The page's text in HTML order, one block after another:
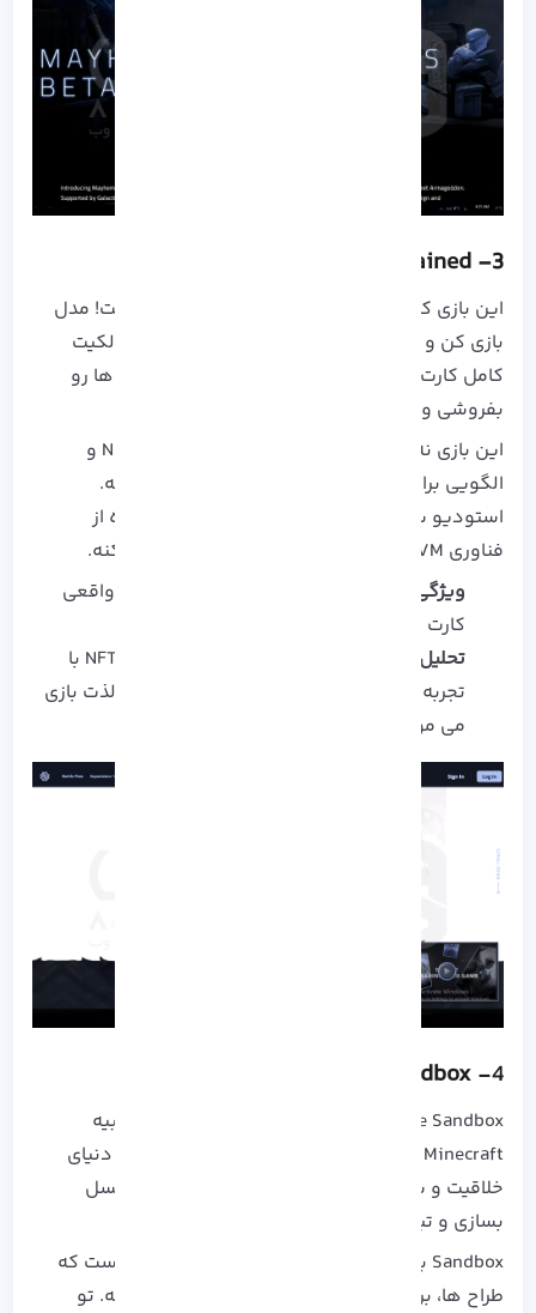
3-
Gods Unchained
این بازی کارتی NFT مثل یه تورنومنت واقعی هست! مدل
بازی کن و درآمد کسب کن داره و به بازیکن‌ ها مالکیت
کامل کارت‌ هاشون رو میده. یعنی می‌ تونی کارت‌ ها رو
بفروشی و معامله کنی یا به دلخواهت بازی کنی.
این بازی نه‌ تنها یکی از موفق‌ ترین پروژه‌ های NFT و
الگویی برای بازی‌ های رقابتی Web3 محسوب میشه.
استودیو سازنده (Immutable) تونسته با استفاده از
فناوری zkEVM، هزینه تراکنش‌ ها رو تقریباً صفر کنه.
ویژگی کلیدی:
گیم‌ پلی استراتژیک + مالکیت واقعی
کارت‌ ها
تحلیل:
Gods Unchained نشون داده که اگر NFT با
تجربه‌ کاربری ترکیب بشه، بازیکن‌ ها به خاطر لذت بازی
می‌ مونن، نه فقط پاداش مالی.
4-
The Sandbox
The Sandbox یه پلتفرم NFT مبتنی بر جامعه و شبیه
Minecraft هست. بیشتر از اینکه یه بازی باشه، یه دنیای
خلاقیت و ساخت و سازه. می‌ تونی دارایی‌ های وکسل
بسازی و تبدیل به NFT کنی و تو بازار بفروشی.
Sandbox بیشتر از یه بازی، یه اکوسیستم خلاقانه‌ ست که
طراح‌ ها، برند ها و گیمر ها رو به هم وصل می‌ کنه. تو